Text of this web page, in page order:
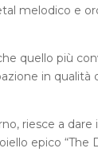
melodico e
quello più
in qualità
riesce a dare
epico “The